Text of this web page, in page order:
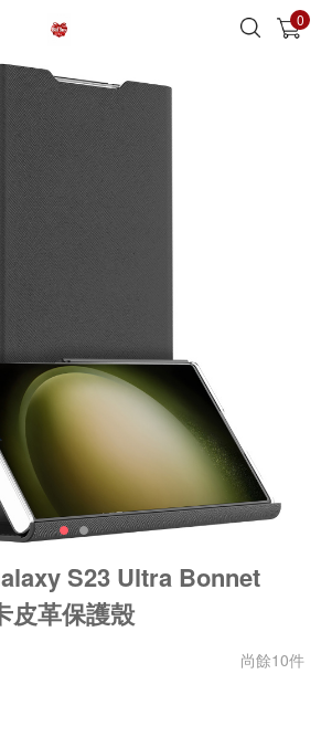
0
查看
S23 Ultra Bonnet
皮革保護殼
尚餘10件